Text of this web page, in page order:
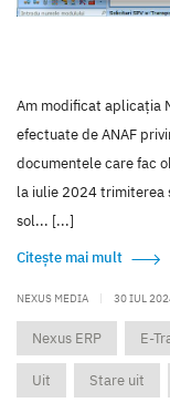
Am modificat aplicația
efectuate de ANAF
documentele care fac
la iulie 2024 trimiterea
sol... [...]
Citește mai mult
NEXUS MEDIA | 30 IUL
Nexus ERP E-
Uit Stare uit